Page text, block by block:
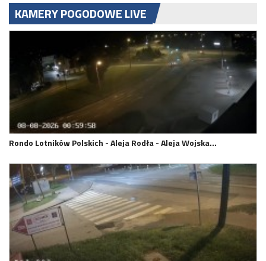
KAMERY POGODOWE LIVE
Rondo Lotników Polskich - Aleja Rodła - Aleja Wojska…